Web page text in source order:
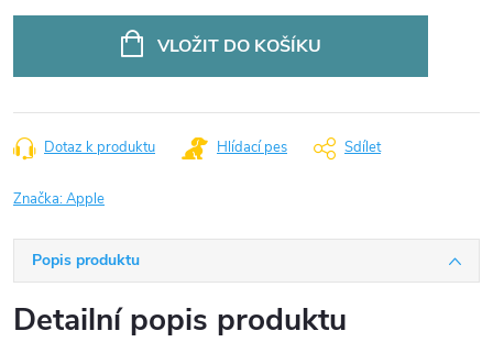
VLOŽIT DO KOŠÍKU
Dotaz k produktu Hlídací pes Sdílet
Značka:Apple
Popis produktu
Detailní popis produktu